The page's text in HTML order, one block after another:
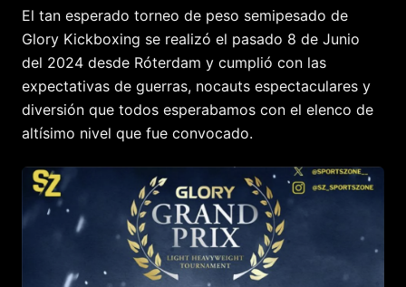
El tan esperado torneo de peso semipesado de
Glory Kickboxing se realizó el pasado 8 de Junio
del 2024 desde Róterdam y cumplió con las
expectativas de guerras, nocauts espectaculares y
diversión que todos esperabamos con el elenco de
altísimo nivel que fue convocado.